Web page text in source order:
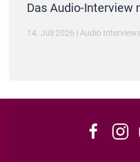
Das Audio-Interview
14. Juli 2026 | Audio